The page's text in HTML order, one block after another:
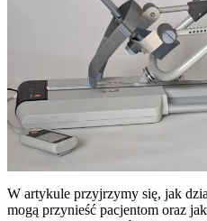
W artykule przyjrzymy się, jak
mogą przynieść pacjentom oraz